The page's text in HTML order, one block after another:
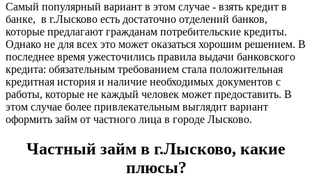
Самый популярный вариант в этом случае - взять кредит в
банке, в г.Лысково есть достаточно отделений банков,
которые предлагают гражданам потребительские кредиты.
Однако не для всех это может оказаться хорошим решением. В
последнее время ужесточились правила выдачи банковского
кредита: обязательным требованием стала положительная
кредитная история и наличие необходимых документов с
работы, которые не каждый человек может предоставить. В
этом случае более привлекательным выглядит вариант
оформить займ от частного лица в городе Лысково.
Частный займ в г.Лысково, какие
плюсы?